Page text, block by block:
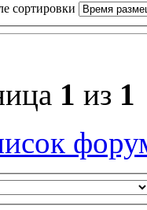
сортировки
1 из 1